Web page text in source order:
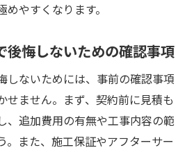
やすくなります。
後悔しないための確認事項
しないためには、事前の確認事項
せません。まず、契約前に見積も
、追加費用の有無や工事内容の範
。また、施工保証やアフターサー